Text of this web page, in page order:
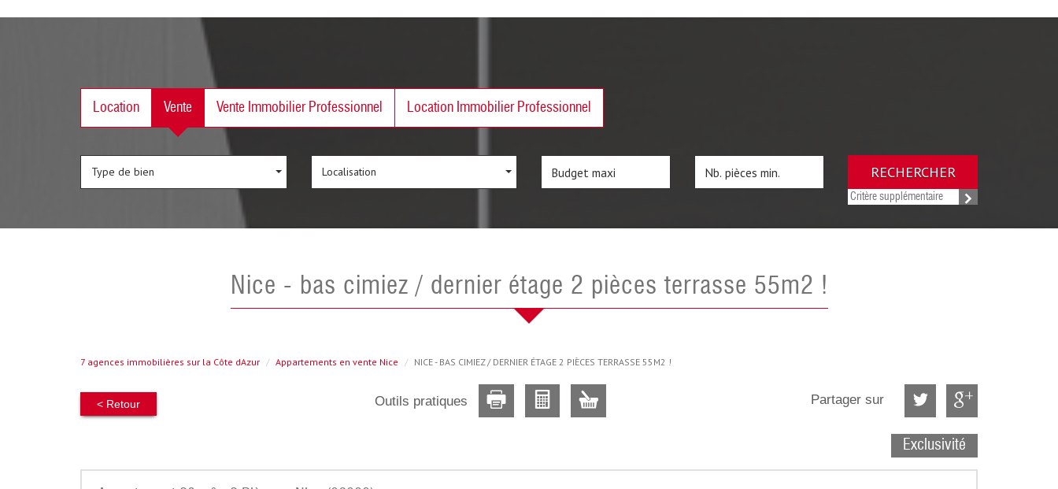
Location Vente Vente Immobilier Professionnel Location Immobilier Professionnel
Type de bien Localisation RECHERCHER
Critère supplémentaire
nice - bas cimiez / dernier étage 2 pièces terrasse 55m2 !
7 agences immobilières sur la Côte dAzur Appartements en vente Nice NICE - BAS CIMIEZ / DERNIER ÉTAGE 2 PIÈCES TERRASSE 55M2 !
< Retour Outils pratiques Partager sur
Exclusivité